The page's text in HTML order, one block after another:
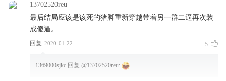
13702520reu
最后结局应该是该死的猪脚重新穿越带着另一群二逼再次装
成傻逼。
回复 2020-01-22 5
1369000sjkc 回复 @13702520reu: